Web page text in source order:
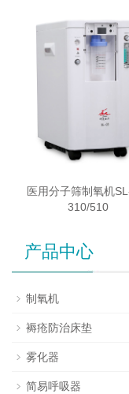
医用分子筛制氧机
310/510
产品中心
制氧机
褥疮防治床垫
雾化器
简易呼吸器